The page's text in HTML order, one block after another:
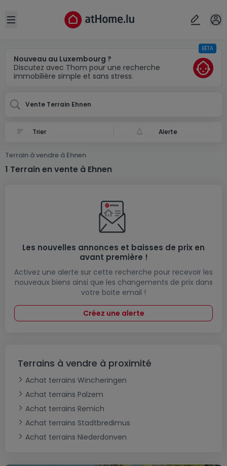
Open sidebar
Nouveau au Luxembourg ?
Discutez avec Thom pour une recherche
immobilière simple et sans stress.
BÊTA
Vente Terrain Ehnen
Alerte
Terrain à vendre à Ehnen
1 Terrain en vente à Ehnen
Les nouvelles annonces et baisses de prix en
avant première !
Activez une alerte sur cette recherche pour recevoir les
nouveaux biens ainsi que les changements de prix dans
votre boite email !
Créez une alerte
Terrains à vendre à proximité
Achat terrains Wincheringen
Achat terrains Palzem
Achat terrains Remich
Achat terrains Stadtbredimus
Achat terrains Niederdonven
Localité(s)
Annuler OK